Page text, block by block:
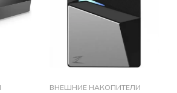
ВНЕШНИЕ НАКОПИТЕЛИ